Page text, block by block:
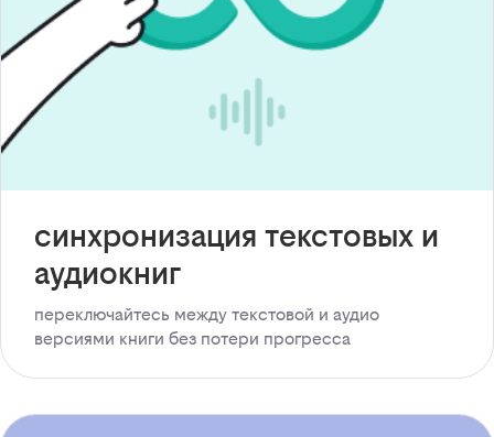
синхронизация текстовых и
аудиокниг
переключайтесь между текстовой и аудио
версиями книги без потери прогресса